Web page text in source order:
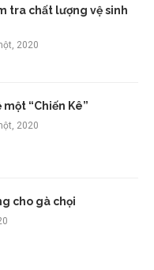
tra chất lượng vệ sinh
2020
“Chiến Kê”
2020
cho gà chọi